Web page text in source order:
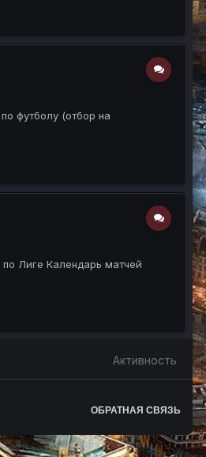
футболу (отбор на
Лиге Календарь матчей
Активность
ОБРАТНАЯ СВЯЗЬ